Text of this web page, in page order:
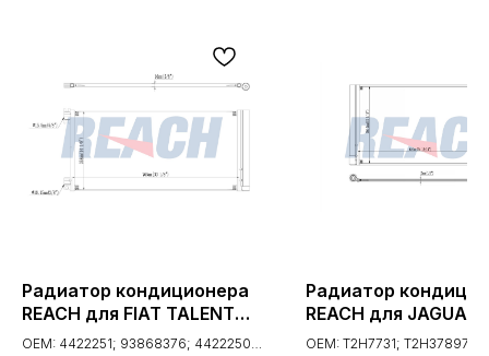
Радиатор кондиционера
REACH для FIAT TALENTO
1.6 D; 2016- (1.30.9824.PD,
OEM: 4422251; 93868376; 4422250;
Радиатор
REACH для JAGUAR
2015-
OEM: T2H7731; T2H37897;